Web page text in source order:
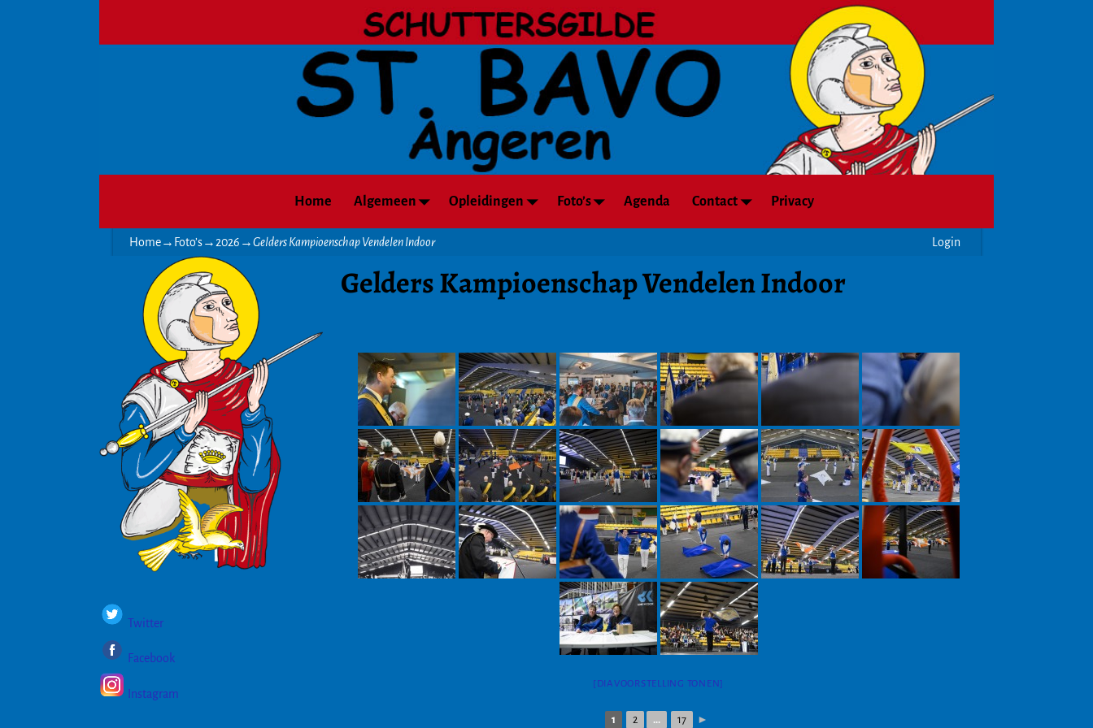
Home Algemeen Opleidingen Foto’s Agenda Contact Privacy
Home→ Foto’s→2026 →Gelders Kampioenschap Vendelen Indoor Login
Gelders Kampioenschap Vendelen Indoor
[DIAVOORSTELLING TONEN]
1 2 ... 17 ►
Twitter
Facebook
Instagram